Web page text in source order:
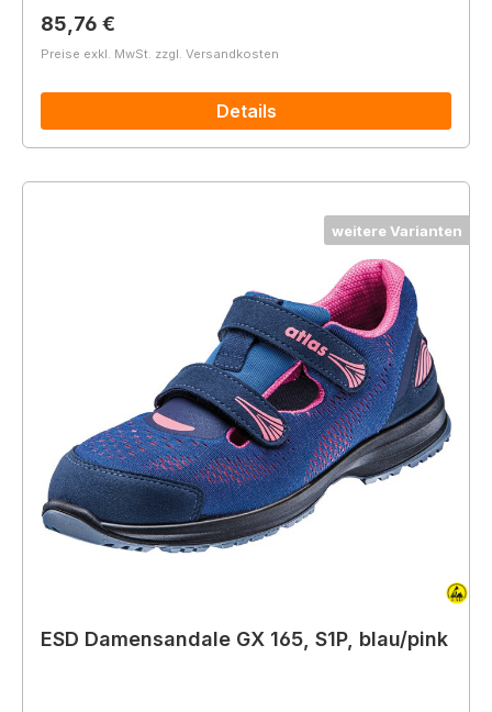
Regulärer Preis:
85,76 €
Preise exkl. MwSt. zzgl. Versandkosten
Details
weitere Varianten
ESD Damensandale GX 165, S1P, blau/pink